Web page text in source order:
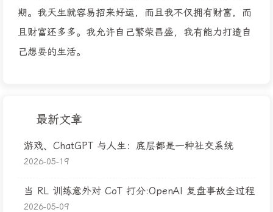
期。我天生就容易招来好运，而且我不仅拥有财富，而
且财富还多多。我允许自己繁荣昌盛，我有能力打造自
己想要的生活。
最新文章
游戏、ChatGPT 与人生：底层都是一种社交系统
2026-05-19
当 RL 训练意外对 CoT 打分:OpenAI 复盘事故全过程
2026-05-09